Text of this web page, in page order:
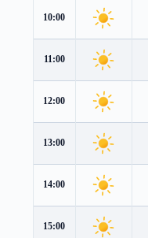
10:00
11:00
12:00
13:00
14:00
15:00